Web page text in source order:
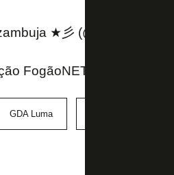
★彡
FogãoNET, X do Ricardo
GDA Luma